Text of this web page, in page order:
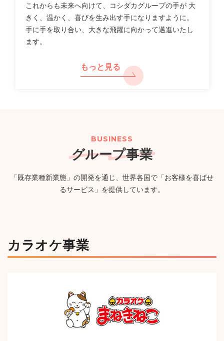
2026年07月10日 決算
2026年8月期 第３四半期決算短信〔日本基準〕(連結)
【カラオケまねきねこ 相模大野駅前店】 8 月 5 日 12:00
グランドオープン!プロ参戦のダーツイベントも開催!
（712KB）
ニュースリリース
【カラオケまねきねこ 古川台町店】7月30日 17:00 グラ
ンドオープン!おかしバーを宮城・大崎市初導入!来店する
これからも未来へ向けて、コシダカグループの手が 大
きく、温かく、喜びを生み出す手になりますように。
手に手を取り合い、大きな飛躍に向かって邁進いたし
ます。
もっと見る
BUSINESS
グループ事業
「既存業種新業態」の開発を通じ、世界各国で「お客様を喜ばせ
るサービス」を提供しています。
カラオケ事業